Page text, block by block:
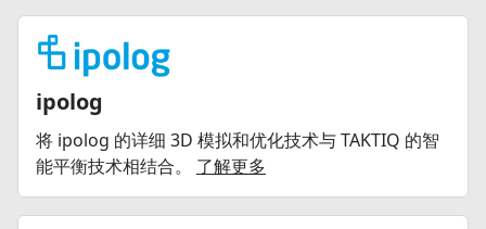
ipolog
将 ipolog 的详细 3D 模拟和优化技术与 TAKTIQ 的智
能平衡技术相结合。 了解更多